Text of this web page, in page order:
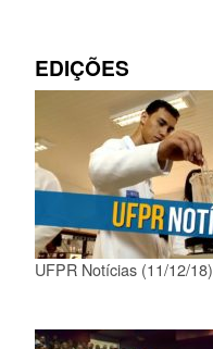
EDIÇÕES
UFPR Notícias (11/12/18)